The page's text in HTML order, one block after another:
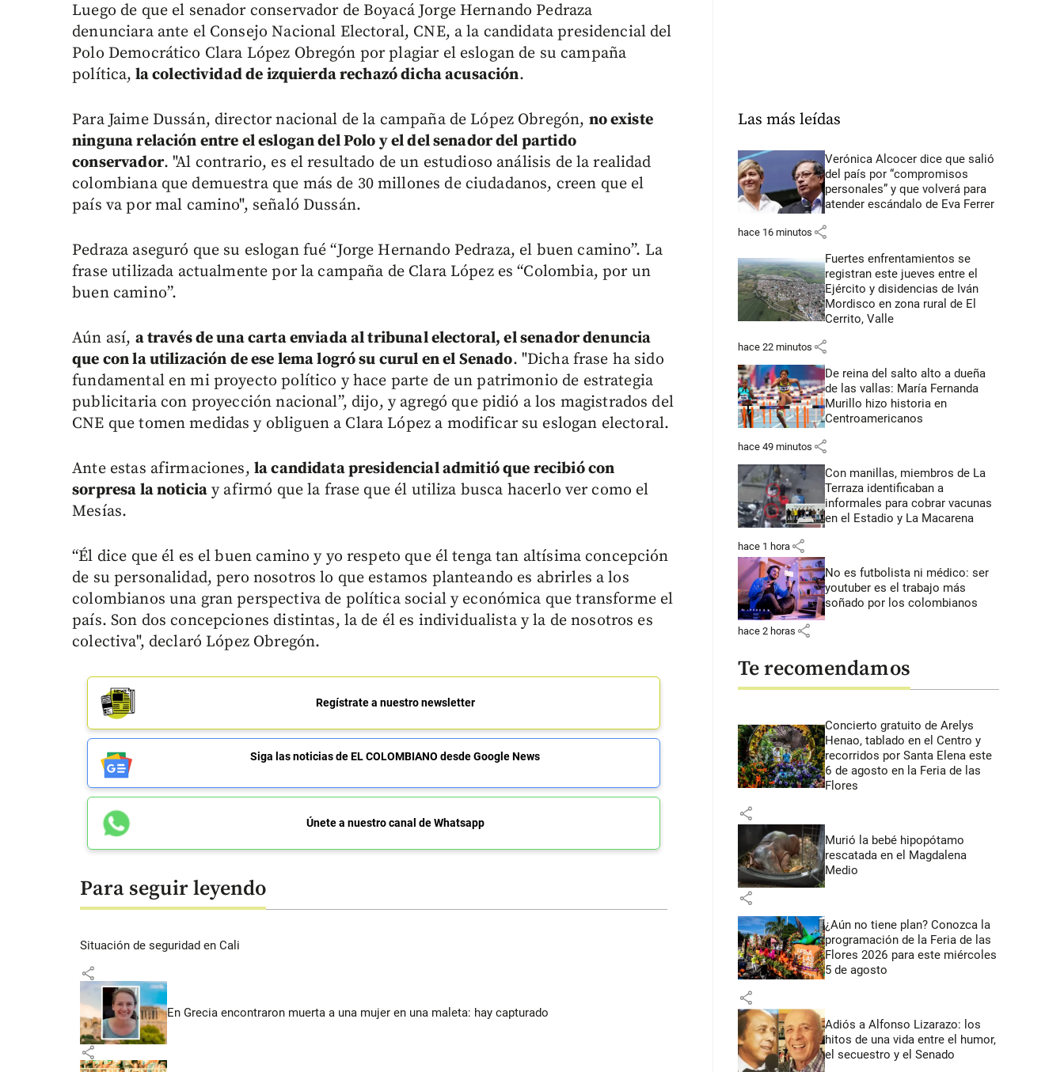
Luego de que el senador conservador de Boyacá Jorge Hernando Pedraza
denunciara ante el Consejo Nacional Electoral, CNE, a la candidata presidencial del
Polo Democrático Clara López Obregón por plagiar el eslogan de su campaña
política, la colectividad de izquierda rechazó dicha acusación.
Para Jaime Dussán, director nacional de la campaña de López Obregón, no existe
ninguna relación entre el eslogan del Polo y el del senador del partido
conservador. "Al contrario, es el resultado de un estudioso análisis de la realidad
colombiana que demuestra que más de 30 millones de ciudadanos, creen que el
país va por mal camino", señaló Dussán.
Pedraza aseguró que su eslogan fué “Jorge Hernando Pedraza, el buen camino”. La
frase utilizada actualmente por la campaña de Clara López es “Colombia, por un
buen camino”.
Aún así, a través de una carta enviada al tribunal electoral, el senador denuncia
que con la utilización de ese lema logró su curul en el Senado. "Dicha frase ha sido
fundamental en mi proyecto político y hace parte de un patrimonio de estrategia
publicitaria con proyección nacional”, dijo, y agregó que pidió a los magistrados del
CNE que tomen medidas y obliguen a Clara López a modificar su eslogan electoral.
Ante estas afirmaciones, la candidata presidencial admitió que recibió con
sorpresa la noticia y afirmó que la frase que él utiliza busca hacerlo ver como el
Mesías.
“Él dice que él es el buen camino y yo respeto que él tenga tan altísima concepción
de su personalidad, pero nosotros lo que estamos planteando es abrirles a los
colombianos una gran perspectiva de política social y económica que transforme el
país. Son dos concepciones distintas, la de él es individualista y la de nosotros es
colectiva", declaró López Obregón.
Regístrate a nuestro newsletter
Siga las noticias de EL COLOMBIANO desde Google News
Únete a nuestro canal de Whatsapp
Para seguir leyendo
Situación de seguridad en Cali
share
En Grecia encontraron muerta a una mujer en una maleta: hay capturado
share
Las más leídas
Verónica Alcocer dice que salió
del país por “compromisos
personales” y que volverá para
atender escándalo de Eva Ferrer
hace 16 minutos share
Fuertes enfrentamientos se
registran este jueves entre el
Ejército y disidencias de Iván
Mordisco en zona rural de El
Cerrito, Valle
hace 22 minutos share
De reina del salto alto a dueña
de las vallas: María Fernanda
Murillo hizo historia en
Centroamericanos
hace 49 minutos share
Con manillas, miembros de La
Terraza identificaban a
informales para cobrar vacunas
en el Estadio y La Macarena
hace 1 hora share
No es futbolista ni médico: ser
youtuber es el trabajo más
soñado por los colombianos
hace 2 horas share
Te recomendamos
Concierto gratuito de Arelys
Henao, tablado en el Centro y
recorridos por Santa Elena este
6 de agosto en la Feria de las
Flores
share
Murió la bebé hipopótamo
rescatada en el Magdalena
Medio
share
¿Aún no tiene plan? Conozca la
programación de la Feria de las
Flores 2026 para este miércoles
5 de agosto
share
Adiós a Alfonso Lizarazo: los
hitos de una vida entre el humor,
el secuestro y el Senado